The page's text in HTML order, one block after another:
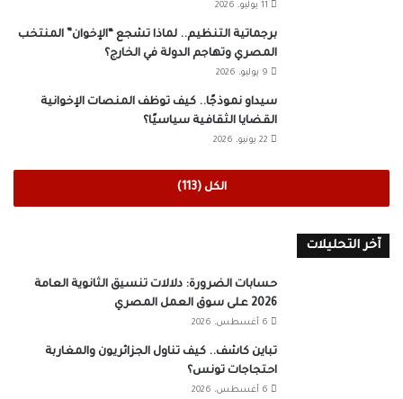
11 يوليو، 2026
برجماتية التنظيم.. لماذا تشجع “الإخوان” المنتخب
المصري وتهاجم الدولة في الخارج؟
9 يوليو، 2026
سيداو نموذجًا.. كيف توظف المنصات الإخوانية
القضايا الثقافية سياسيًا؟
22 يونيو، 2026
الكل (113)
آخر التحليلات
حسابات الضرورة: دلالات تنسيق الثانوية العامة
2026 على سوق العمل المصري
6 أغسطس، 2026
تباين كاشف.. كيف تناول الجزائريون والمغاربة
احتجاجات تونس؟
6 أغسطس، 2026